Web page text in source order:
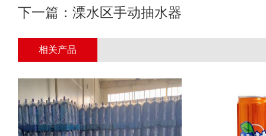
下一篇： 溧水区手动抽水器
相关产品